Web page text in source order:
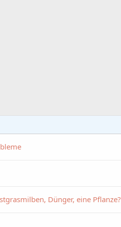
Dünger, eine Pflanze?